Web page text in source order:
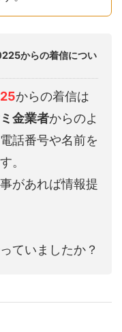
からの着信につい
からの着信は
金業者からのよ
話番号や名前を
。
があれば情報提
ていましたか？